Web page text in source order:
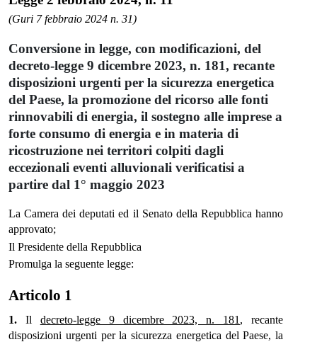
(Guri 7 febbraio 2024 n. 31)
Conversione in legge, con modificazioni, del
decreto-legge 9 dicembre 2023, n. 181, recante
disposizioni urgenti per la sicurezza energetica
del Paese, la promozione del ricorso alle fonti
rinnovabili di energia, il sostegno alle imprese a
forte consumo di energia e in materia di
ricostruzione nei territori colpiti dagli
eccezionali eventi alluvionali verificatisi a
partire dal 1° maggio 2023
La Camera dei deputati ed il Senato della Repubblica hanno
approvato;
Il Presidente della Repubblica
Promulga la seguente legge:
Articolo 1
1. Il decreto-legge 9 dicembre 2023, n. 181 , recante
disposizioni urgenti per la sicurezza energetica del Paese, la